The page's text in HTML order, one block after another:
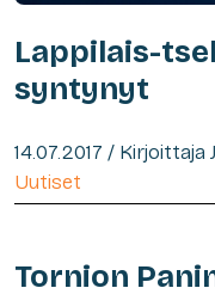
Lappilais-
syntynyt
14.07.2017 /
Uutiset
Tornion